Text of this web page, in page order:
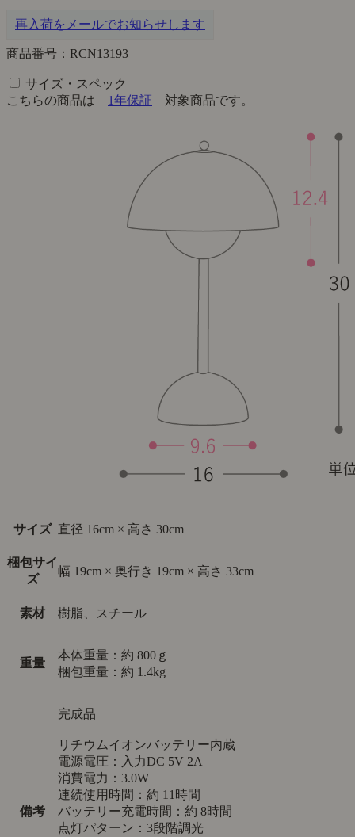
再入荷をメールでお知らせします
商品番号：RCN13193
サイズ・スペック
こちらの商品は 1年保証 対象商品です。
サイズ 直径 16cm × 高さ 30cm
梱包サイ
ズ
幅 19cm × 奥行き 19cm × 高さ 33cm
素材 樹脂、スチール
重量
本体重量：約 800ｇ
梱包重量：約 1.4kg
備考
完成品
リチウムイオンバッテリー内蔵
電源電圧：入力DC 5V 2A
消費電力：3.0W
連続使用時間：約 11時間
バッテリー充電時間：約 8時間
点灯パターン：3段階調光